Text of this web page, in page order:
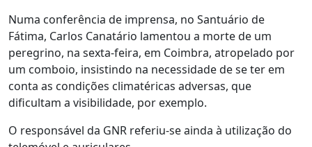
Numa conferência de imprensa, no Santuário de
Fátima, Carlos Canatário lamentou a morte de um
peregrino, na sexta-feira, em Coimbra, atropelado por
um comboio, insistindo na necessidade de se ter em
conta as condições climatéricas adversas, que
dificultam a visibilidade, por exemplo.
O responsável da GNR referiu-se ainda à utilização do